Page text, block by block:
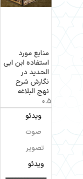
منابع مورد
استفاده ابن ابی
الحدید در
نگارش شرح
نهج البلاغه
ویدئو
صوت
تصویر
ویدئو